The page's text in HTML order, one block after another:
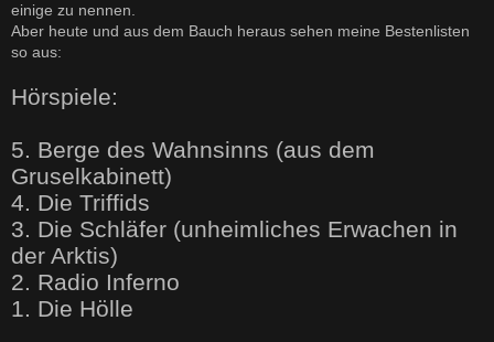
einige zu nennen.
Aber heute und aus dem Bauch heraus sehen meine Bestenlisten
so aus:
Hörspiele:
5. Berge des Wahnsinns (aus dem
Gruselkabinett)
4. Die Triffids
3. Die Schläfer (unheimliches Erwachen in
der Arktis)
2. Radio Inferno
1. Die Hölle